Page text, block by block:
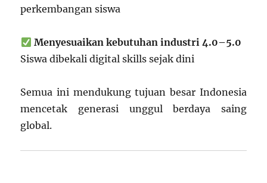
perkembangan siswa
Menyesuaikan kebutuhan industri 4.0–5.0
Siswa dibekali digital skills sejak dini
Semua ini mendukung tujuan besar Indonesia
mencetak generasi unggul berdaya saing
global.